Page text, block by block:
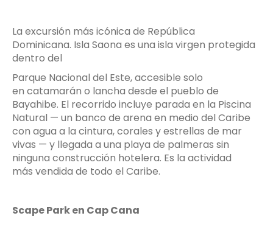
La excursión más icónica de República
Dominicana. Isla Saona es una isla virgen protegida
dentro del
Parque Nacional del Este, accesible solo
en catamarán o lancha desde el pueblo de
Bayahibe. El recorrido incluye parada en la Piscina
Natural — un banco de arena en medio del Caribe
con agua a la cintura, corales y estrellas de mar
vivas — y llegada a una playa de palmeras sin
ninguna construcción hotelera. Es la actividad
más vendida de todo el Caribe.
Scape Park en Cap Cana